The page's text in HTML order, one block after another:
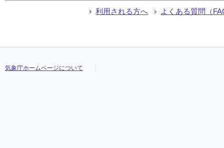
利用される方へ よくある質問（
気象庁ホームページについて